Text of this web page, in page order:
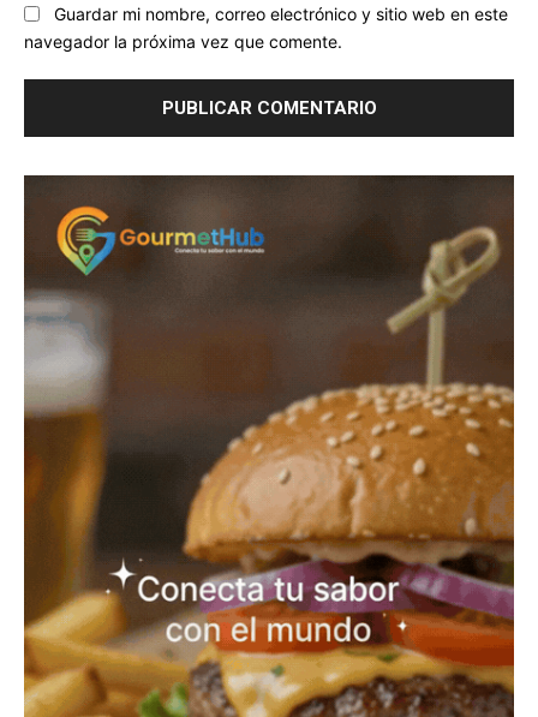
Guardar mi nombre, correo electrónico y sitio web en este
navegador la próxima vez que comente.